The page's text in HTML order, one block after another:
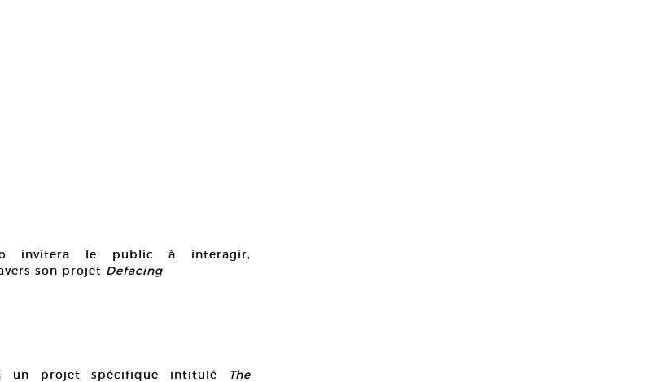
invitera le public à interagir,
son projet Defacing
un projet spécifique intitulé
The